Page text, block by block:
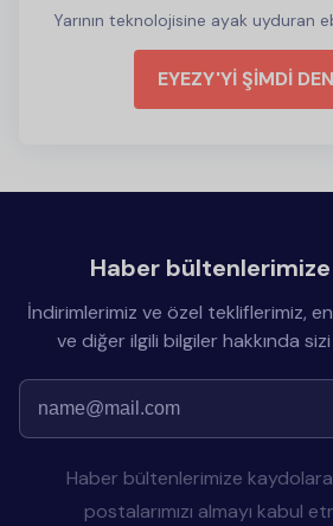
Yarının teknolojisine ayak uyduran
EYEZY'Yİ ŞİMDİ
Haber
İndirimlerimiz ve özel tekliflerimiz, en
ve diğer ilgili bilgiler hakkında
Haber bültenlerimize
postalarımızı almayı kabul